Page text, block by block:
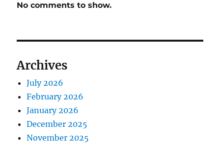
No comments to show.
Archives
July 2026
February 2026
January 2026
December 2025
November 2025